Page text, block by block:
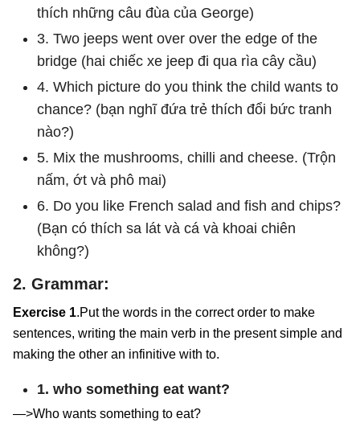
thích những câu đùa của George)
3. Two jeeps went over over the edge of the
bridge (hai chiếc xe jeep đi qua rìa cây cầu)
4. Which picture do you think the child wants to
chance? (bạn nghĩ đứa trẻ thích đổi bức tranh
nào?)
5. Mix the mushrooms, chilli and cheese. (Trộn
nấm, ớt và phô mai)
6. Do you like French salad and fish and chips?
(Bạn có thích sa lát và cá và khoai chiên
không?)
2. Grammar:
Exercise 1.Put the words in the correct order to make
sentences, writing the main verb in the present simple and
making the other an infinitive with to.
1. who something eat want?
—>Who wants something to eat?